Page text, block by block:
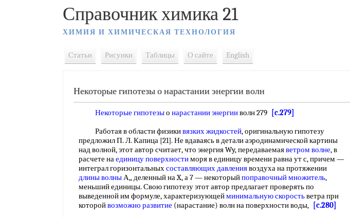
Справочник химика 21
ХИМИЯ И ХИМИЧЕСКАЯ ТЕХНОЛОГИЯ
Статьи Рисунки Таблицы О сайте English
Некоторые гипотезы о нарастании энергии волн
Некоторые гипотезыо нарастании энергииволн 279
[c.279]
Работая в области физикивязких жидкостей, оригинальную гипотезу
предложил П. Л. Капица [21]. Не вдаваясь в детали аэродинамической картины
над волной, этот автор считает, что энергия Wy, передаваемаяветром волне, в
расчете наединицу поверхностиморя в единицу времени равна ут с, причем —
интеграл горизонтальныхсоставляющих давлениявоздуха на протяжении
длины волныА,, деленный на X, а 7 — некоторыйпоправочный множитель,
меньший единицы. Свою гипотезу этот автор предлагает проверять по
выведенной им формуле, характеризующейминимальную скоростьветра при
которойвозможно развитие (нарастание) волн на поверхности воды, [c.280]